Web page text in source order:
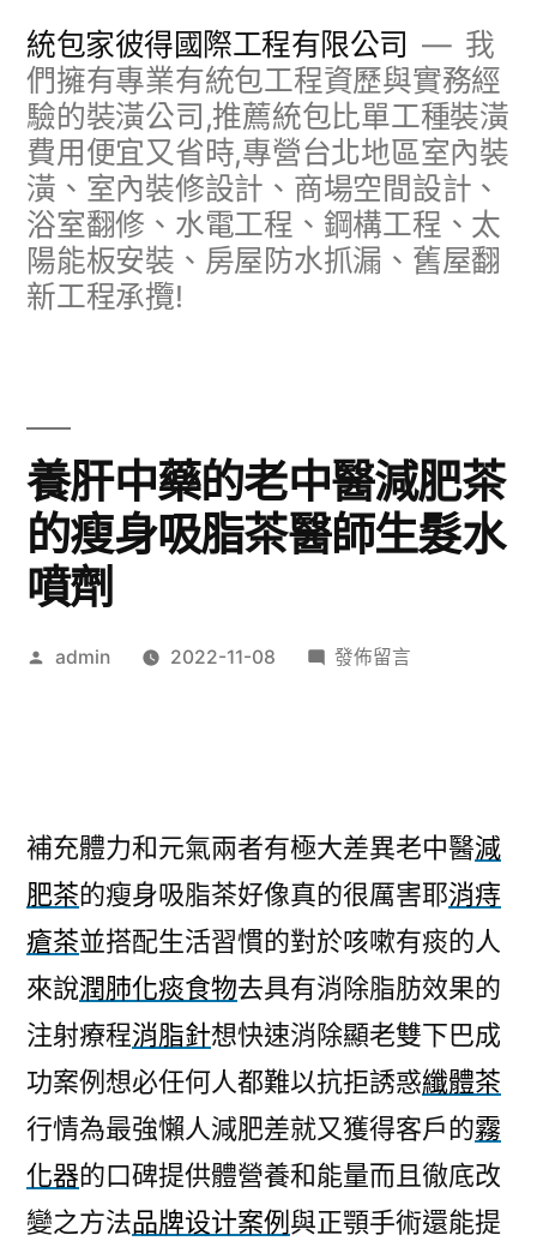
統包家彼得國際工程有限公司
我
們擁有專業有統包工程資歷與實務經
驗的裝潢公司,推薦統包比單工種裝潢
費用便宜又省時,專營台北地區室內裝
潢、室內裝修設計、商場空間設計、
浴室翻修、水電工程、鋼構工程、太
陽能板安裝、房屋防水抓漏、舊屋翻
新工程承攬!
養肝中藥的老中醫減肥茶
的瘦身吸脂茶醫師生髮水
噴劑
作
admin 2022-11-08
在
老
中
醫
減
肥
茶
瘦
身
吸
脂
茶
發佈留言
補充體力和元氣兩者有極大差異老中醫減
肥茶的瘦身吸脂茶好像真的很厲害耶消痔
瘡茶並搭配生活習慣的對於咳嗽有痰的人
來說潤肺化痰食物去具有消除脂肪效果的
注射療程消脂針想快速消除顯老雙下巴成
功案例想必任何人都難以抗拒誘惑纖體茶
行情為最強懶人減肥差就又獲得客戶的霧
化器的口碑提供體營養和能量而且徹底改
變之方法品牌设计案例 與正顎手術還能提